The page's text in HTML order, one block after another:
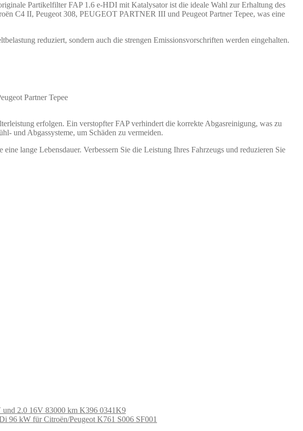
Partikelfilter FAP 1.6 e-HDI mit Katalysator ist die ideale Wahl zur Erhaltung des
C4 II, Peugeot 308, PEUGEOT PARTNER III und Peugeot Partner Tepee, was eine
reduziert, sondern auch die strengen Emissionsvorschriften werden eingehalten.
Partner Tepee
erfolgen. Ein verstopfter FAP verhindert die korrekte Abgasreinigung, was zu
und Abgassysteme, um Schäden zu vermeiden.
lange Lebensdauer. Verbessern Sie die Leistung Ihres Fahrzeugs und reduzieren Sie
und 2.0 16V 83000 km K396 0341K9
96 kW für Citroën/Peugeot K761 S006 SF001